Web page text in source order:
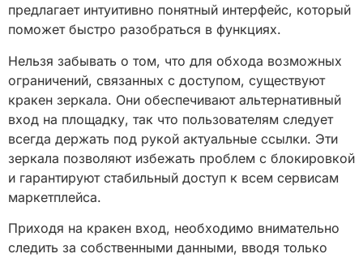
предлагает интуитивно понятный интерфейс, который
поможет быстро разобраться в функциях.
Нельзя забывать о том, что для обхода возможных
ограничений, связанных с доступом, существуют
кракен зеркала. Они обеспечивают альтернативный
вход на площадку, так что пользователям следует
всегда держать под рукой актуальные ссылки. Эти
зеркала позволяют избежать проблем с блокировкой
и гарантируют стабильный доступ к всем сервисам
маркетплейса.
Приходя на кракен вход, необходимо внимательно
следить за собственными данными, вводя только